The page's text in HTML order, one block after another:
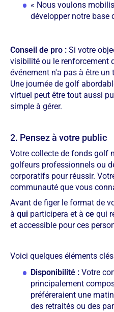
« Nous voulons
développer notre base
Conseil de pro : Si votre
visibilité ou le renforcement
événement n'a pas à être
Une journée de golf
virtuel peut être tout aussi
simple à gérer.
2. Pensez à votre public
Votre collecte de fonds golf
golfeurs professionnels ou
corporatifs pour réussir.
communauté que vous
Avant de figer le format de
à qui participera et à ce qui
et accessible pour ces
Voici quelques éléments
Disponibilité : Votre
principalement
préféreraient une
des retraités ou des